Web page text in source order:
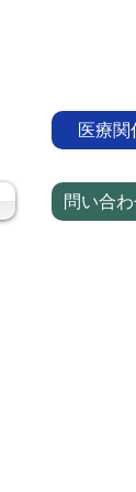
医療関
問い合